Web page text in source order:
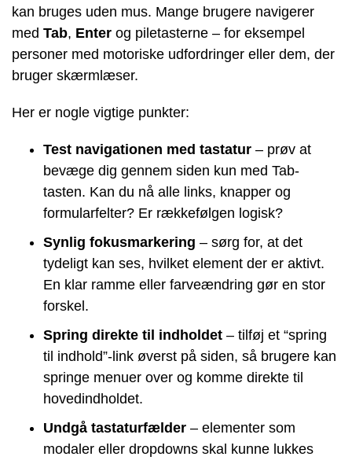
kan bruges uden mus. Mange brugere navigerer
med Tab, Enter og piletasterne – for eksempel
personer med motoriske udfordringer eller dem, der
bruger skærmlæser.
Her er nogle vigtige punkter:
Test navigationen med tastatur – prøv at
bevæge dig gennem siden kun med Tab-
tasten. Kan du nå alle links, knapper og
formularfelter? Er rækkefølgen logisk?
Synlig fokusmarkering – sørg for, at det
tydeligt kan ses, hvilket element der er aktivt.
En klar ramme eller farveændring gør en stor
forskel.
Spring direkte til indholdet – tilføj et “spring
til indhold”-link øverst på siden, så brugere kan
springe menuer over og komme direkte til
hovedindholdet.
Undgå tastaturfælder – elementer som
modaler eller dropdowns skal kunne lukkes